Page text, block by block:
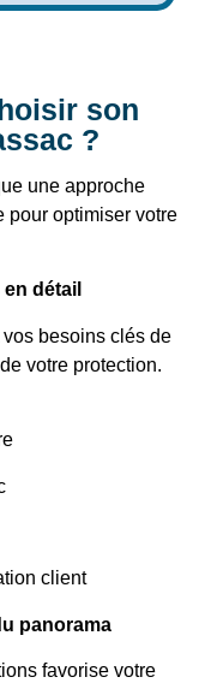
son
?
une approche
pour optimiser votre
détail
besoins clés de
votre protection.
client
panorama
favorise votre